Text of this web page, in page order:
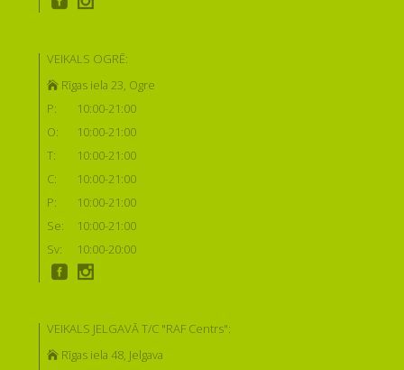
VEIKALS OGRĒ:
Rīgas iela 23, Ogre
P:
10:00-21:00
O:
10:00-21:00
T:
10:00-21:00
C:
10:00-21:00
P:
10:00-21:00
Se:
10:00-21:00
Sv:
10:00-20:00
VEIKALS JELGAVĀ T/C "RAF Centrs":
Rīgas iela 48, Jelgava